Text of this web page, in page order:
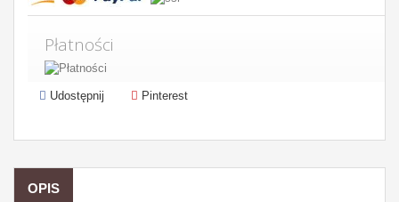
Płatności
Udostępnij Pinterest
OPIS